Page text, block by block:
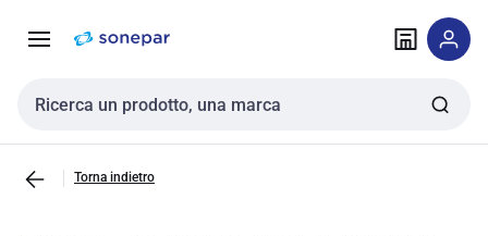
navigazione alla
Cerca input
Torna indietro